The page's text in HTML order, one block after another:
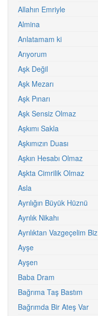
Allahın Emriyle
Almina
Anlatamam ki
Arıyorum
Aşk Değil
Aşk Mezarı
Aşk Pınarı
Aşk Sensiz Olmaz
Aşkımı Sakla
Aşkımızın Duası
Aşkın Hesabı Olmaz
Aşkta Cimrilik Olmaz
Asla
Ayrılığın Büyük Hüznü
Ayrılık Nikahı
Ayrılıktan Vazgeçelim Biz
Ayşe
Ayşen
Baba Dram
Bağrıma Taş Bastım
Bağrımda Bir Ateş Var